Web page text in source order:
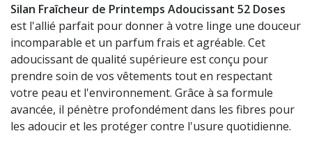
Silan Fraîcheur de Printemps Adoucissant 52 Doses
est l'allié parfait pour donner à votre linge une douceur
incomparable et un parfum frais et agréable. Cet
adoucissant de qualité supérieure est conçu pour
prendre soin de vos vêtements tout en respectant
votre peau et l'environnement. Grâce à sa formule
avancée, il pénètre profondément dans les fibres pour
les adoucir et les protéger contre l'usure quotidienne.